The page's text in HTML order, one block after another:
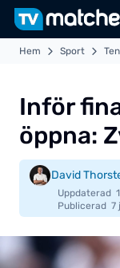
Hem Sport
Inför
öppna:
David
Uppdaterad
Publicerad 7